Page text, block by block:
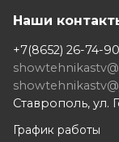
Наши
+7(8652) 26-74-90
Ставрополь, ул.
График работы